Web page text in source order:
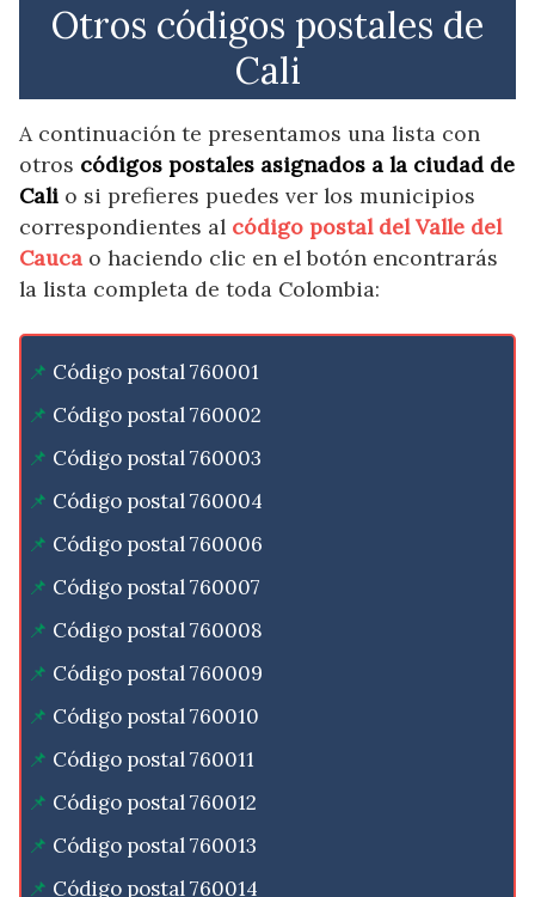
Otros códigos postales de
Cali
A continuación te presentamos una lista con
otros códigos postales asignados a la ciudad de
Cali o si prefieres puedes ver los municipios
correspondientes al código postal del Valle del
Cauca o haciendo clic en el botón encontrarás
la lista completa de toda Colombia:
Código postal 760001
Código postal 760002
Código postal 760003
Código postal 760004
Código postal 760006
Código postal 760007
Código postal 760008
Código postal 760009
Código postal 760010
Código postal 760011
Código postal 760012
Código postal 760013
Código postal 760014